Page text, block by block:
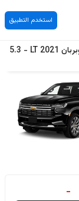
استخدم التطبيق
2021
LT
-
5.3
-